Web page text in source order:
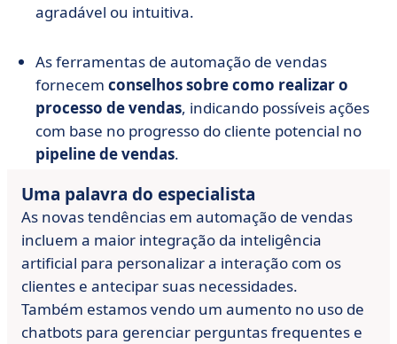
agradável ou intuitiva.
As ferramentas de automação de vendas
fornecem conselhos sobre como realizar o
processo de vendas, indicando possíveis ações
com base no progresso do cliente potencial no
pipeline de vendas.
Uma palavra do especialista
As novas tendências em automação de vendas
incluem a maior integração da inteligência
artificial para personalizar a interação com os
clientes e antecipar suas necessidades.
Também estamos vendo um aumento no uso de
chatbots para gerenciar perguntas frequentes e